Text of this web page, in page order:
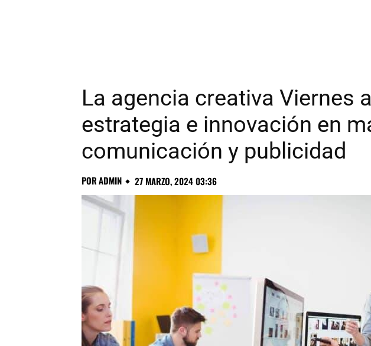
La agencia creativa Viernes
estrategia e innovación en
comunicación y publicidad
PORADMIN 27 MARZO, 2024 03:36